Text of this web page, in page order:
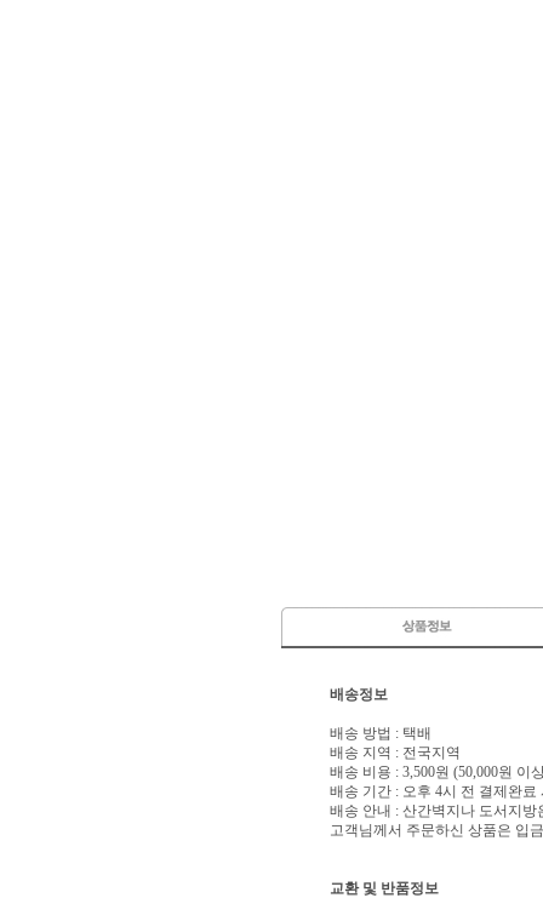
배송정보
배송 방법 : 택배
배송 지역 : 전국지역
배송 비용 : 3,500원 (50,000원 이
배송 기간 : 오후 4시 전 결제완료
배송 안내 : 산간벽지나 도서지
고객님께서 주문하신 상품은 입
교환 및 반품정보